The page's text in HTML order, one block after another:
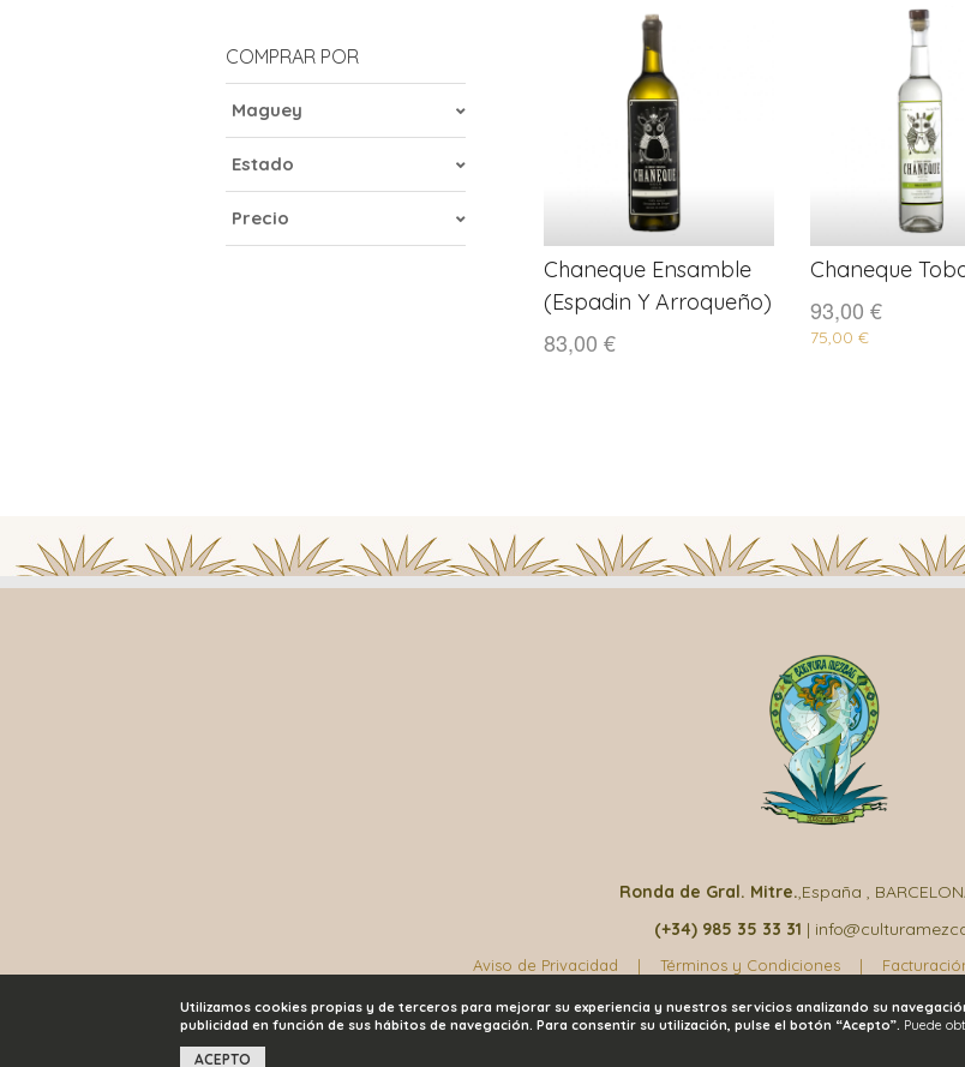
Utilizamos cookies propias y de terceros para mejorar su experiencia y nuestros servicios analizando su
publicidad en función de sus hábitos de navegación. Para consentir su utilización, pulse el botón “Acepto”. Puede
ACEPTO
COMPRAR
Chaneque Ensamble
(Espadin Y Arroqueño)
83,00 €
COMPRAR
Chaneque
93,00 €
75,00 €
COMPRAR POR
Maguey
Estado
Precio
Ronda de Gral. Mitre.,España ,
(+34) 985 35 33 31 |
Aviso de Privacidad | Términos y Condiciones |
©2023 CULTURA MEZCALDerechos